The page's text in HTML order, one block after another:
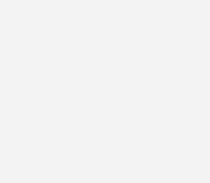
um die Grünstromqualität
können an diesen Stromzapfsäulen für
mit einem hohen Prozentzatz momentaner